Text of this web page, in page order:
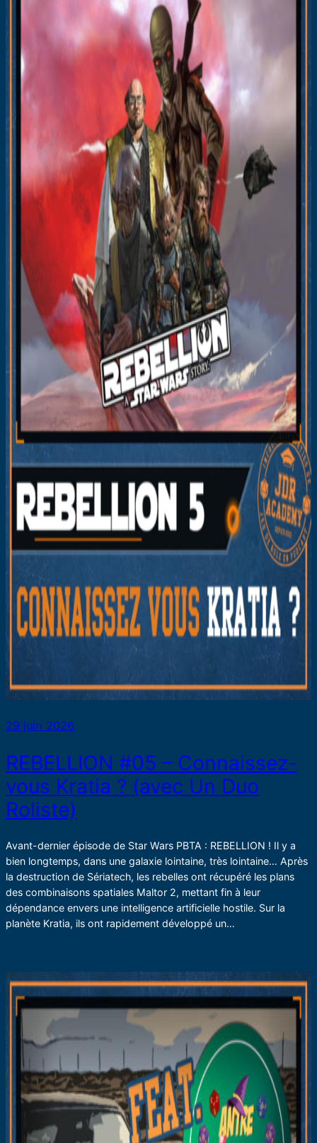
29 juin 2026
REBELLION #05 – Connaissez-
vous Kratia ? (avec Un Duo
Roliste)
Avant-dernier épisode de Star Wars PBTA : REBELLION ! Il y a
bien longtemps, dans une galaxie lointaine, très lointaine… Après
la destruction de Sériatech, les rebelles ont récupéré les plans
des combinaisons spatiales Maltor 2, mettant fin à leur
dépendance envers une intelligence artificielle hostile. Sur la
planète Kratia, ils ont rapidement développé un…